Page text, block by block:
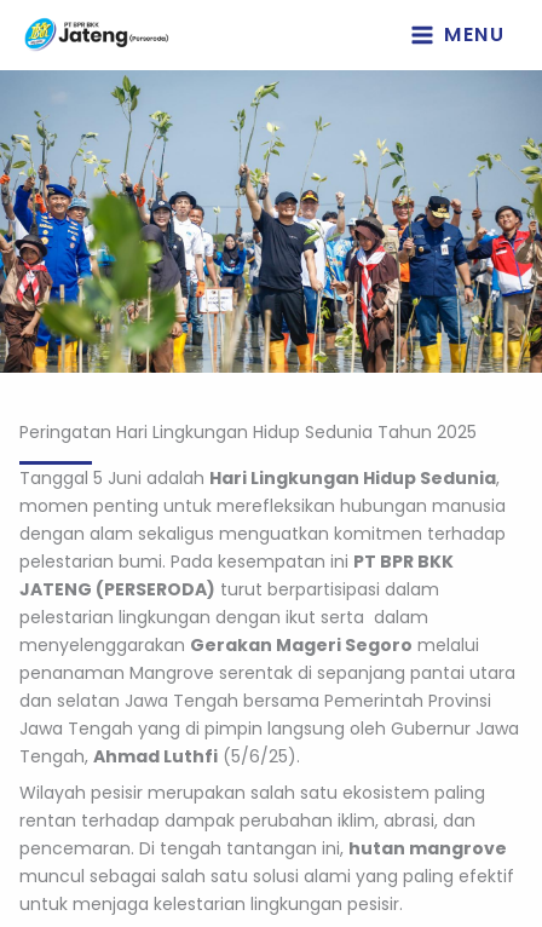
Lewati
konten
MENU
Peringatan Hari Lingkungan Hidup Sedunia Tahun 2025
Tanggal 5 Juni adalah Hari Lingkungan Hidup Sedunia,
momen penting untuk merefleksikan hubungan manusia
dengan alam sekaligus menguatkan komitmen terhadap
pelestarian bumi. Pada kesempatan ini PT BPR BKK
JATENG (PERSERODA) turut berpartisipasi dalam
pelestarian lingkungan dengan ikut serta dalam
menyelenggarakan Gerakan Mageri Segoro melalui
penanaman Mangrove serentak di sepanjang pantai utara
dan selatan Jawa Tengah bersama Pemerintah Provinsi
Jawa Tengah yang di pimpin langsung oleh Gubernur Jawa
Tengah, Ahmad Luthfi (5/6/25).
Wilayah pesisir merupakan salah satu ekosistem paling
rentan terhadap dampak perubahan iklim, abrasi, dan
pencemaran. Di tengah tantangan ini, hutan mangrove
muncul sebagai salah satu solusi alami yang paling efektif
untuk menjaga kelestarian lingkungan pesisir.